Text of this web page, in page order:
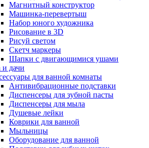
Магнитный конструктор
Машинка-перевертыш
Набор юного художника
Рисование в 3D
Рисуй светом
Скетч маркеры
Шапки с двигающимися ушами
и дачи
для ванной комнаты
Антивибрационные подставки
Диспенсеры для зубной пасты
Диспенсеры для мыла
Душевые лейки
Коврики для ванной
Мыльницы
Оборудование для ванной